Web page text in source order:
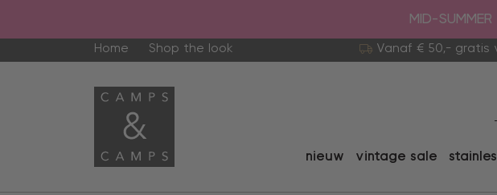
MID-
Home Shop the look Vanaf € 50,- gratis
nieuw vintage sale